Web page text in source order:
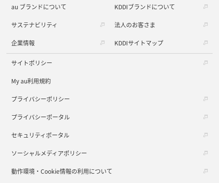
au ブランドについて KDDIブランドについて
サステナビリティ 法人のお客さま
企業情報 KDDIサイトマップ
サイトポリシー
My au利用規約
プライバシーポリシー
プライバシーポータル
セキュリティポータル
ソーシャルメディアポリシー
動作環境・Cookie情報の利用について